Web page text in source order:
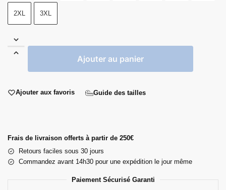
2XL 3XL
Ajouter au panier
Ajouter aux favoris Guide des tailles
Frais de livraison offerts à partir de 250€
Retours faciles sous 30 jours
Commandez avant 14h30 pour une expédition le jour même
Paiement Sécurisé Garanti